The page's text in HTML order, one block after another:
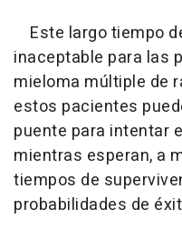
Este largo tiempo
inaceptable para las
mieloma múltiple de
estos pacientes
puente para intentar
mientras esperan, a
tiempos de
probabilidades de